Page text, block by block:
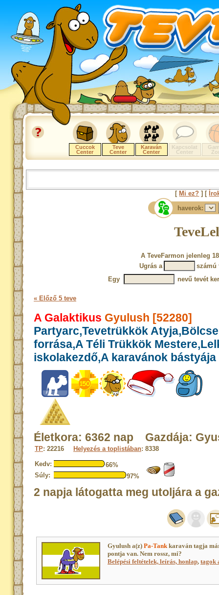
Cuccok
Center
Teve
Center
Karaván
Center
Kapcsolat
Center
[ Mi ez? ] [
haverok:
A TeveFarmon jelenleg
Ugrás a
számú
Egy
nevű tevét
« Előző 5 teve
A Galaktikus Gyulush [52280]
Partyarc,Tevetrükkök
forrása,A Téli Trükkök
iskolakezdő,A karavánok bástyája
Életkora: 6362 nap Gazdája:
TP: 22216 Helyezés a toplistában: 8338
Kedv:
66%
Súly:
97%
2 napja látogatta meg utoljára a
Gyulush a(z) Pa-Tankkaraván tagja
pontja van. Nem rossz, mi?
Belépési feltételek, leírás, honlap, tagok